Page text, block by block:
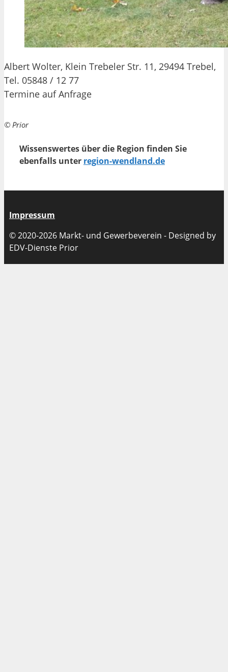
Albert Wolter, Klein Trebeler Str. 11, 29494 Trebel,
Tel. 05848 / 12 77
Termine auf Anfrage
© Prior
Wissenswertes über die Region finden Sie
ebenfalls unter region-wendland.de
Impressum
© 2020-2026 Markt- und Gewerbeverein - Designed by
EDV-Dienste Prior